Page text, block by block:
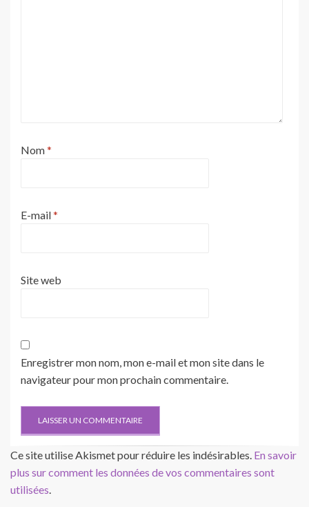
Nom*
E-mail*
Site web
Enregistrer mon nom, mon e-mail et mon site dans le
navigateur pour mon prochain commentaire.
Ce site utilise Akismet pour réduire les indésirables. En savoir
plus sur comment les données de vos commentaires sont
utilisées.